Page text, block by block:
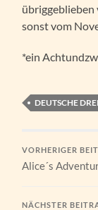
übriggeblieben
sonst vom
*ein
DEUTSCHE
VORHERIGER
Alice´s
NÄCHSTER